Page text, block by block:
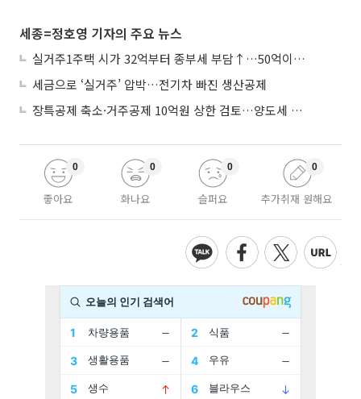
세종=정호영 기자의 주요 뉴스
실거주1주택 시가 32억부터 종부세 부담↑…50억이면 454→979만원
세금으로 ‘실거주’ 압박…전기차 빠진 생산공제
장특공제 축소·거주공제 10억원 상한 검토…양도세 실거주 중심 개편
좋아요
0
화나요
0
슬퍼요
0
추가취재 원해요
0